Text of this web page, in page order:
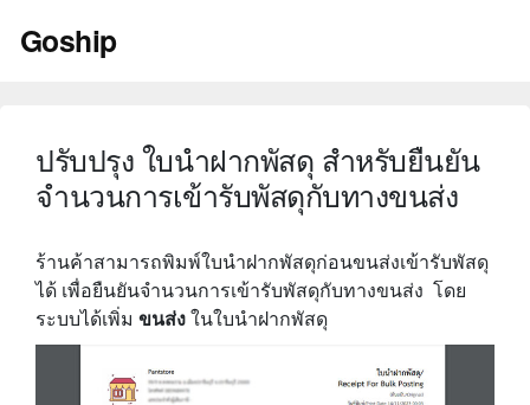
Goship
ปรับปรุง ใบนำฝากพัสดุ สำหรับยืนยัน
จำนวนการเข้ารับพัสดุกับทางขนส่ง
ร้านค้าสามารถพิมพ์ใบนำฝากพัสดุก่อนขนส่งเข้ารับพัสดุ
ได้ เพื่อยืนยันจำนวนการเข้ารับพัสดุกับทางขนส่ง โดย
ระบบได้เพิ่ม ขนส่งในใบนำฝากพัสดุ